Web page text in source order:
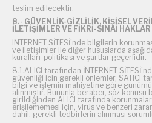
teslim edilecektir.
8. - GÜVENLİK-GİZLİLİK, KİŞİSEL
İLETİŞİMLER VE FİKRİ-SINAİ HAKLAR
INTERNET SİTESİ'nde bilgilerin
ve iletişimler ile diğer hususlarda
kuralları-politikası ve şartlar geçerlidir.
8.1.ALICI tarafından İNTERNET
güvenliği için gerekli önlemler, SATICI
bilgi ve işlemin mahiyetine göre
alınmıştır. Bununla beraber, söz konusu
girildiğinden ALICI tarafında
erişilememesi için, virüs ve benzeri
dahil, gerekli tedbirlerin alınması